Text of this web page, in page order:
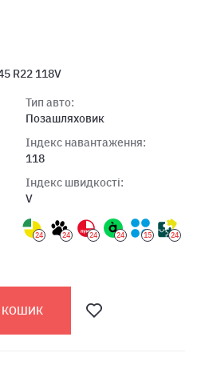
R22 118V
Тип авто:
Позашляховик
Індекс навантаження:
118
Індекс швидкості:
V
24 24 24 24 15 24
КОШИК